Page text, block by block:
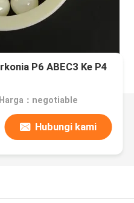
P6 ABEC3 Ke P4
Harga：negotiable
Hubungi kami